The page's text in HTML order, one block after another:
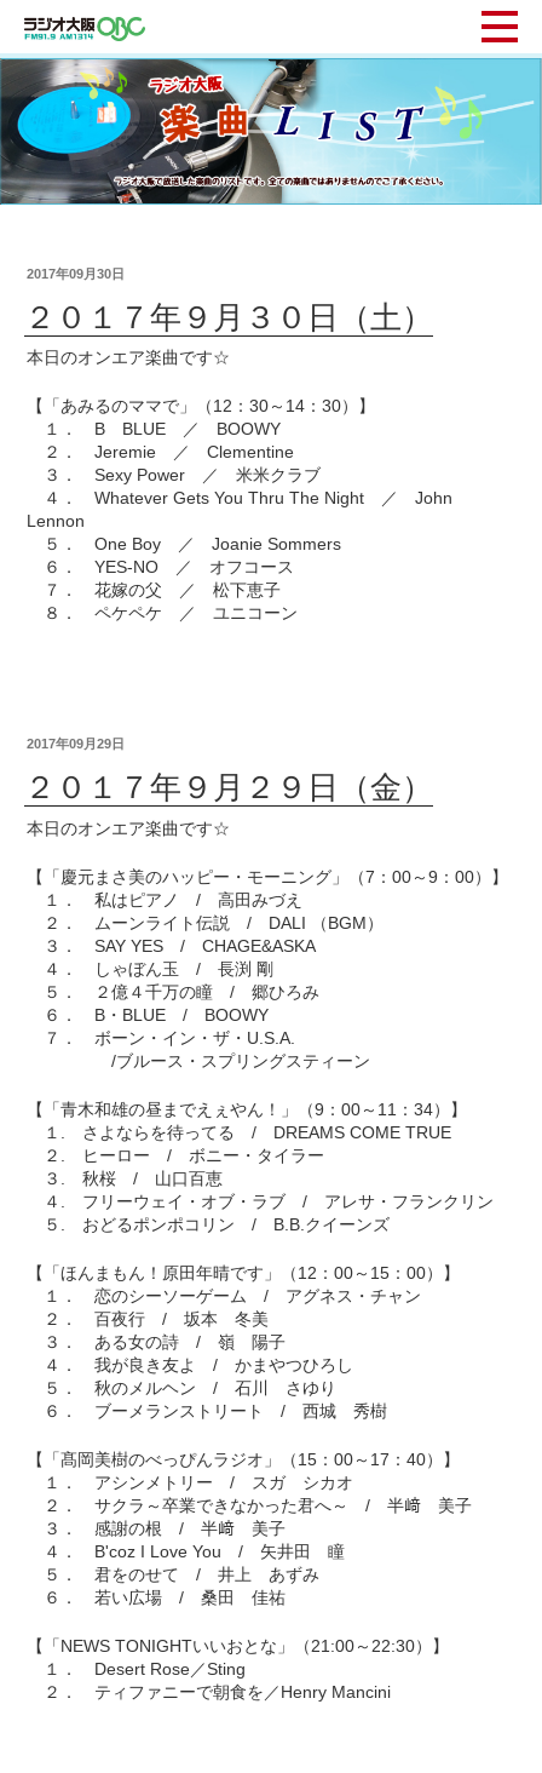
2017年09月30日
２０１７年９月３０日（土）
本日のオンエア楽曲です☆
【「あみるのママで」（12：30～14：30）】
１． B BLUE ／ BOOWY
２． Jeremie ／ Clementine
３． Sexy Power ／ 米米クラブ
４． Whatever Gets You Thru The Night ／ John
Lennon
５． One Boy ／ Joanie Sommers
６． YES-NO ／ オフコース
７． 花嫁の父 ／ 松下恵子
８． ペケペケ ／ ユニコーン
2017年09月29日
２０１７年９月２９日（金）
本日のオンエア楽曲です☆
【「慶元まさ美のハッピー・モーニング」（7：00～9：00）】
１． 私はピアノ / 高田みづえ
２． ムーンライト伝説 / DALI （BGM）
３． SAY YES / CHAGE&ASKA
４． しゃぼん玉 / 長渕 剛
５． ２億４千万の瞳 / 郷ひろみ
６． B・BLUE / BOOWY
７． ボーン・イン・ザ・U.S.A.
/ブルース・スプリングスティーン
【「青木和雄の昼までえぇやん！」（9：00～11：34）】
１. さよならを待ってる / DREAMS COME TRUE
２. ヒーロー / ボニー・タイラー
３. 秋桜 / 山口百恵
４. フリーウェイ・オブ・ラブ / アレサ・フランクリン
５. おどるポンポコリン / B.B.クイーンズ
【「ほんまもん！原田年晴です」（12：00～15：00）】
１． 恋のシーソーゲーム / アグネス・チャン
２． 百夜行 / 坂本 冬美
３． ある女の詩 / 嶺 陽子
４． 我が良き友よ / かまやつひろし
５． 秋のメルヘン / 石川 さゆり
６． ブーメランストリート / 西城 秀樹
【「髙岡美樹のべっぴんラジオ」（15：00～17：40）】
１． アシンメトリー / スガ シカオ
２． サクラ～卒業できなかった君へ～ / 半﨑 美子
３． 感謝の根 / 半﨑 美子
４． B'coz I Love You / 矢井田 瞳
５． 君をのせて / 井上 あずみ
６． 若い広場 / 桑田 佳祐
【「NEWS TONIGHTいいおとな」（21:00～22:30）】
１． Desert Rose／Sting
２． ティファニーで朝食を／Henry Mancini